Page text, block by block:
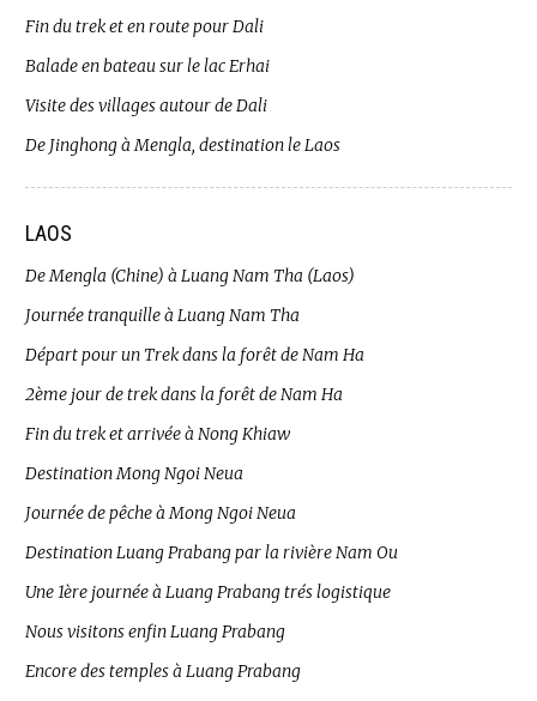
Fin du trek et en route pour Dali
Balade en bateau sur le lac Erhai
Visite des villages autour de Dali
De Jinghong à Mengla, destination le Laos
LAOS
De Mengla (Chine) à Luang Nam Tha (Laos)
Journée tranquille à Luang Nam Tha
Départ pour un Trek dans la forêt de Nam Ha
2ème jour de trek dans la forêt de Nam Ha
Fin du trek et arrivée à Nong Khiaw
Destination Mong Ngoi Neua
Journée de pêche à Mong Ngoi Neua
Destination Luang Prabang par la rivière Nam Ou
Une 1ère journée à Luang Prabang trés logistique
Nous visitons enfin Luang Prabang
Encore des temples à Luang Prabang